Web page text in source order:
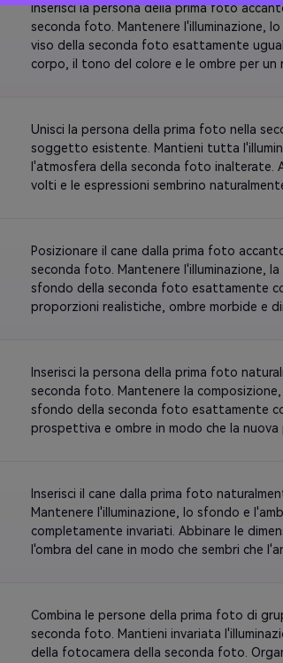
Inserisci la persona della prima foto
seconda foto. Mantenere l'illuminazione,
viso della seconda foto esattamente
corpo, il tono del colore e le ombre per
Unisci la persona della prima foto nella
soggetto esistente. Mantieni tutta
l'atmosfera della seconda foto inalterate.
volti e le espressioni sembrino
Posizionare il cane dalla prima foto
seconda foto. Mantenere l'illuminazione,
sfondo della seconda foto esattamente
proporzioni realistiche, ombre morbide e
Inserisci la persona della prima foto
seconda foto. Mantenere la composizione,
sfondo della seconda foto esattamente
prospettiva e ombre in modo che la nuova
Inserisci il cane dalla prima foto
Mantenere l'illuminazione, lo sfondo e
completamente invariati. Abbinare le
l'ombra del cane in modo che sembri che
Combina le persone della prima foto di
seconda foto. Mantieni invariata
della fotocamera della seconda foto.